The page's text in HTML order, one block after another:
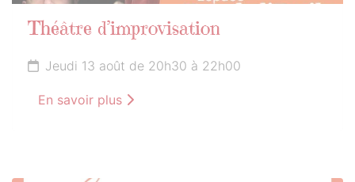
Théâtre d’improvisation
Jeudi 13 août de 20h30 à 22h00
En savoir plus